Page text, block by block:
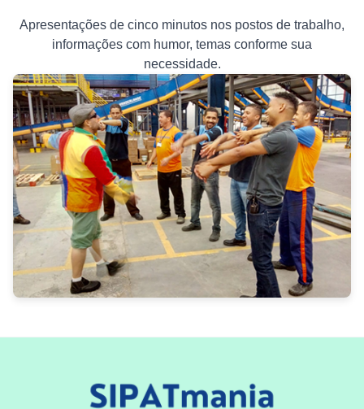
Apresentações de cinco minutos nos postos de trabalho,
informações com humor, temas conforme sua
necessidade.